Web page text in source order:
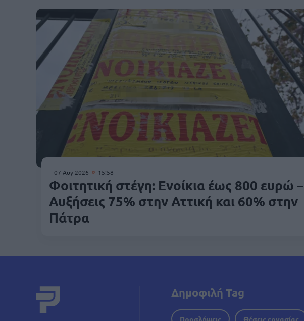
07 Αυγ 2026 15:58
Φοιτητική στέγη: Ενοίκια έως 800 ευρώ –
Αυξήσεις 75% στην Αττική και 60% στην
Πάτρα
Δημοφιλή Tag
Προσλήψεις Θέσεις εργασίας